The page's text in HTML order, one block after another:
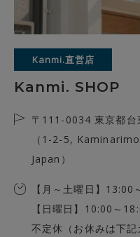
Kanmi.直営店
Kanmi. SHOP
〒111-0034 東京都
（1-2-5,
Japan）
【月～土曜日】
【日曜日】10:00～
不定休（お休みは下記